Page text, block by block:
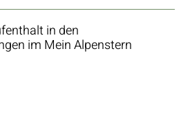
in den
im Mein Alpenstern